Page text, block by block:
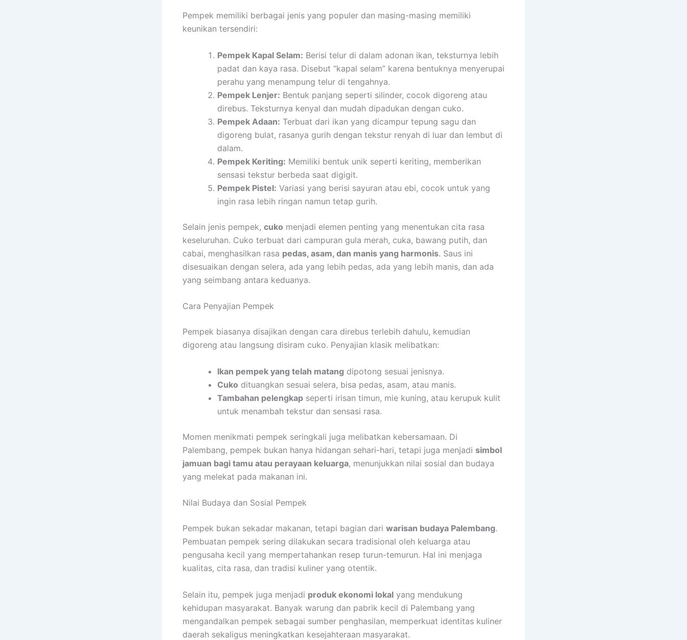
Pempek memiliki berbagai jenis yang populer dan masing-masing memiliki
keunikan tersendiri:
Pempek Kapal Selam: Berisi telur di dalam adonan ikan, teksturnya lebih
padat dan kaya rasa. Disebut “kapal selam” karena bentuknya menyerupai
perahu yang menampung telur di tengahnya.
Pempek Lenjer: Bentuk panjang seperti silinder, cocok digoreng atau
direbus. Teksturnya kenyal dan mudah dipadukan dengan cuko.
Pempek Adaan: Terbuat dari ikan yang dicampur tepung sagu dan
digoreng bulat, rasanya gurih dengan tekstur renyah di luar dan lembut di
dalam.
Pempek Keriting: Memiliki bentuk unik seperti keriting, memberikan
sensasi tekstur berbeda saat digigit.
Pempek Pistel: Variasi yang berisi sayuran atau ebi, cocok untuk yang
ingin rasa lebih ringan namun tetap gurih.
Selain jenis pempek, cuko menjadi elemen penting yang menentukan cita rasa
keseluruhan. Cuko terbuat dari campuran gula merah, cuka, bawang putih, dan
cabai, menghasilkan rasa pedas, asam, dan manis yang harmonis. Saus ini
disesuaikan dengan selera, ada yang lebih pedas, ada yang lebih manis, dan ada
yang seimbang antara keduanya.
Cara Penyajian Pempek
Pempek biasanya disajikan dengan cara direbus terlebih dahulu, kemudian
digoreng atau langsung disiram cuko. Penyajian klasik melibatkan:
Ikan pempek yang telah matang dipotong sesuai jenisnya.
Cuko dituangkan sesuai selera, bisa pedas, asam, atau manis.
Tambahan pelengkap seperti irisan timun, mie kuning, atau kerupuk kulit
untuk menambah tekstur dan sensasi rasa.
Momen menikmati pempek seringkali juga melibatkan kebersamaan. Di
Palembang, pempek bukan hanya hidangan sehari-hari, tetapi juga menjadi simbol
jamuan bagi tamu atau perayaan keluarga, menunjukkan nilai sosial dan budaya
yang melekat pada makanan ini.
Nilai Budaya dan Sosial Pempek
Pempek bukan sekadar makanan, tetapi bagian dari warisan budaya Palembang.
Pembuatan pempek sering dilakukan secara tradisional oleh keluarga atau
pengusaha kecil yang mempertahankan resep turun-temurun. Hal ini menjaga
kualitas, cita rasa, dan tradisi kuliner yang otentik.
Selain itu, pempek juga menjadi produk ekonomi lokal yang mendukung
kehidupan masyarakat. Banyak warung dan pabrik kecil di Palembang yang
mengandalkan pempek sebagai sumber penghasilan, memperkuat identitas kuliner
daerah sekaligus meningkatkan kesejahteraan masyarakat.